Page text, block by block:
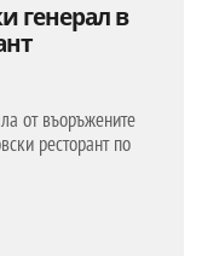
генерал в
от въоръжените
ресторант по